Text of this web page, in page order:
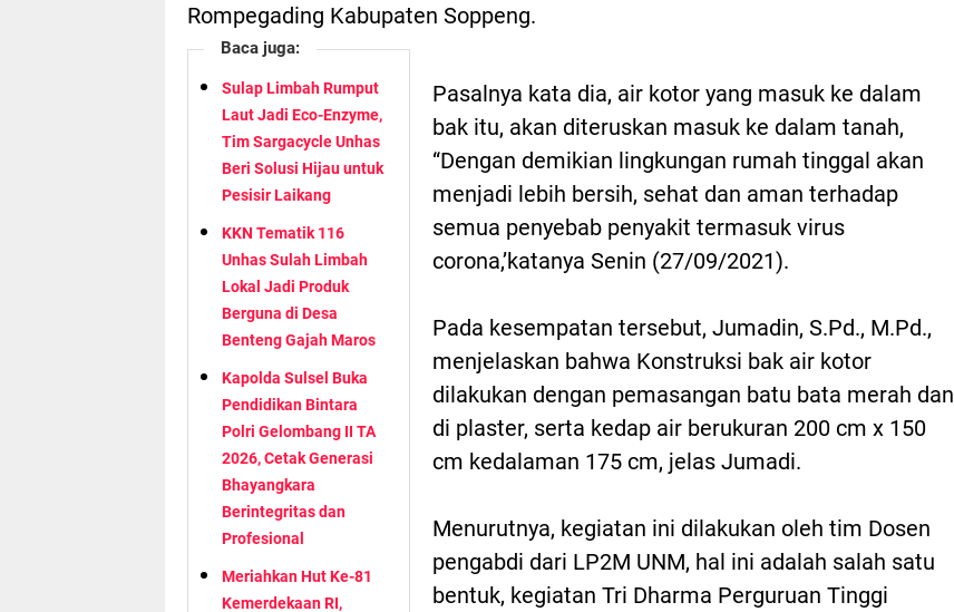
Rompegading Kabupaten Soppeng.
Baca juga:
Sulap Limbah Rumput
Laut Jadi Eco-Enzyme,
Tim Sargacycle Unhas
Beri Solusi Hijau untuk
Pesisir Laikang
KKN Tematik 116
Unhas Sulah Limbah
Lokal Jadi Produk
Berguna di Desa
Benteng Gajah Maros
Kapolda Sulsel Buka
Pendidikan Bintara
Polri Gelombang II TA
2026, Cetak Generasi
Bhayangkara
Berintegritas dan
Profesional
Meriahkan Hut Ke-81
Kemerdekaan RI,
Pasalnya kata dia, air kotor yang masuk ke dalam
bak itu, akan diteruskan masuk ke dalam tanah,
“Dengan demikian lingkungan rumah tinggal akan
menjadi lebih bersih, sehat dan aman terhadap
semua penyebab penyakit termasuk virus
corona,’katanya Senin (27/09/2021).
Pada kesempatan tersebut, Jumadin, S.Pd., M.Pd.,
menjelaskan bahwa Konstruksi bak air kotor
dilakukan dengan pemasangan batu bata merah dan
di plaster, serta kedap air berukuran 200 cm x 150
cm kedalaman 175 cm, jelas Jumadi.
Menurutnya, kegiatan ini dilakukan oleh tim Dosen
pengabdi dari LP2M UNM, hal ini adalah salah satu
bentuk, kegiatan Tri Dharma Perguruan Tinggi